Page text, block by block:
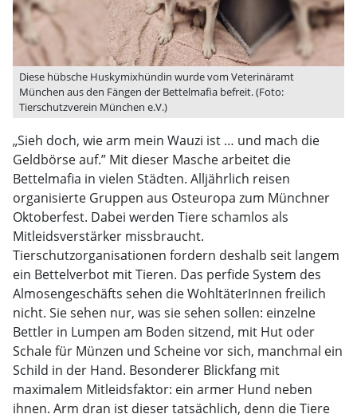
Diese hübsche Huskymixhündin wurde vom Veterinäramt
München aus den Fängen der Bettelmafia befreit. (Foto:
Tierschutzverein München e.V.)
„Sieh doch, wie arm mein Wauzi ist … und mach die
Geldbörse auf.” Mit dieser Masche arbeitet die
Bettelmafia in vielen Städten. Alljährlich reisen
organisierte Gruppen aus Osteuropa zum Münchner
Oktoberfest. Dabei werden Tiere schamlos als
Mitleidsverstärker missbraucht.
Tierschutzorganisationen fordern deshalb seit langem
ein Bettelverbot mit Tieren. Das perfide System des
Almosengeschäfts sehen die WohltäterInnen freilich
nicht. Sie sehen nur, was sie sehen sollen: einzelne
Bettler in Lumpen am Boden sitzend, mit Hut oder
Schale für Münzen und Scheine vor sich, manchmal ein
Schild in der Hand. Besonderer Blickfang mit
maximalem Mitleidsfaktor: ein armer Hund neben
ihnen. Arm dran ist dieser tatsächlich, denn die Tiere